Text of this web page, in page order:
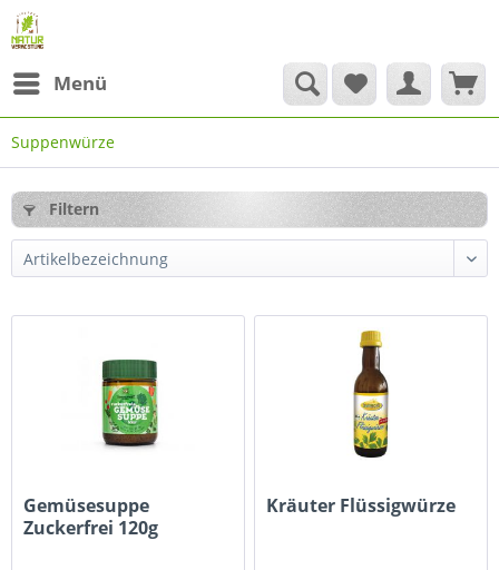
Menü
Suppenwürze
Filtern
Gemüsesuppe
Zuckerfrei 120g
Kräuter Flüssigwürze